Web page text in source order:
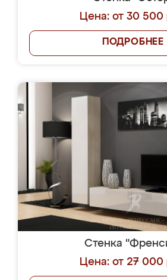
Цена: от 30 500
ПОДРОБНЕЕ
Стенка
Цена: от 27 000